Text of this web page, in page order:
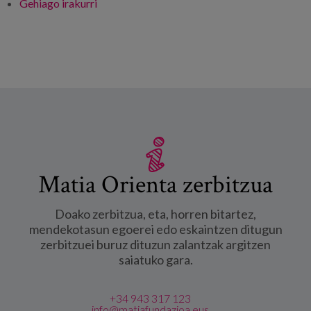
Gehiago irakurri
Matia Orienta zerbitzua
Doako zerbitzua, eta, horren bitartez,
mendekotasun egoerei edo eskaintzen ditugun
zerbitzuei buruz dituzun zalantzak argitzen
saiatuko gara.
+34 943 317 123